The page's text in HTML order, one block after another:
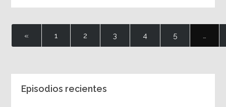
« 1 2 3 4 5
Episodios recientes